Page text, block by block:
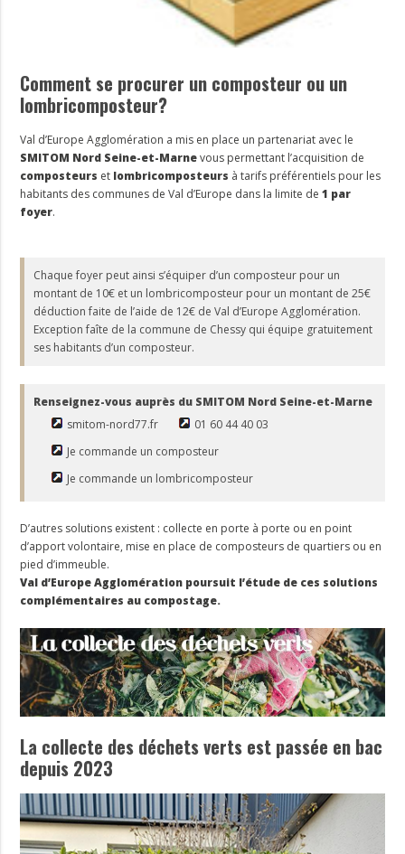
Comment se procurer un composteur ou un
lombricomposteur?
Val d’Europe Agglomération a mis en place un partenariat avec le
SMITOM Nord Seine-et-Marnevous permettant l’acquisition de
composteurs et lombricomposteurs à tarifs préférentiels pour les
habitants des communes de Val d’Europe dans la limite de1 par
foyer.
Chaque foyer peut ainsi s’équiper d’un composteur pour un
montant de 10€ et un lombricomposteur pour un montant de 25€
déduction faite de l’aide de 12€ de Val d’Europe Agglomération.
Exception faîte de la commune de Chessy qui équipe gratuitement
ses habitants d’un composteur.
Renseignez-vous auprès du SMITOM Nord Seine-et-Marne
smitom-nord77.fr
01 60 44 40 03
Je commande un composteur
Je commande un lombricomposteur
D’autres solutions existent : collecte en porte à porte ou en point
d’apport volontaire, mise en place de composteurs de quartiers ou en
pied d’immeuble.
Val d’Europe Agglomération poursuit l’étude de ces solutions
complémentaires au compostage.
La collecte des déchets verts est passée en bac
depuis 2023